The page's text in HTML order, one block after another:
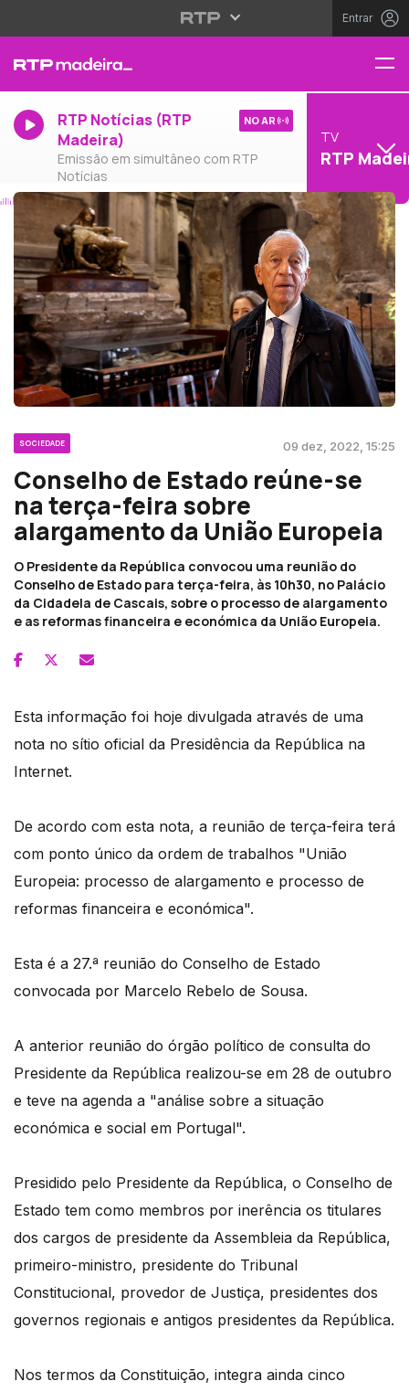
Entrar
RTP Notícias (RTP
Madeira)
Emissão em simultâneo com RTP
Notícias
NO AR
TV
RTP
SOCIEDADE 09 dez, 2022, 15:25
Conselho de Estado reúne-se
na terça-feira sobre
alargamento da União Europeia
O Presidente da República convocou uma reunião do
Conselho de Estado para terça-feira, às 10h30, no Palácio
da Cidadela de Cascais, sobre o processo de alargamento
e as reformas financeira e económica da União Europeia.
Esta informação foi hoje divulgada através de uma
nota no sítio oficial da Presidência da República na
Internet.
De acordo com esta nota, a reunião de terça-feira terá
com ponto único da ordem de trabalhos "União
Europeia: processo de alargamento e processo de
reformas financeira e económica".
Esta é a 27.ª reunião do Conselho de Estado
convocada por Marcelo Rebelo de Sousa.
A anterior reunião do órgão político de consulta do
Presidente da República realizou-se em 28 de outubro
e teve na agenda a "análise sobre a situação
económica e social em Portugal".
Presidido pelo Presidente da República, o Conselho de
Estado tem como membros por inerência os titulares
dos cargos de presidente da Assembleia da República,
primeiro-ministro, presidente do Tribunal
Constitucional, provedor de Justiça, presidentes dos
governos regionais e antigos presidentes da República.
Nos termos da Constituição, integra ainda cinco